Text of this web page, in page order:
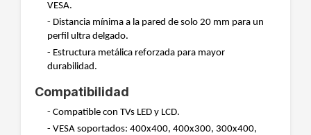
VESA.
- Distancia mínima a la pared de solo 20 mm para un
perfil ultra delgado.
- Estructura metálica reforzada para mayor
durabilidad.
Compatibilidad
- Compatible con TVs LED y LCD.
- VESA soportados: 400x400, 400x300, 300x400,